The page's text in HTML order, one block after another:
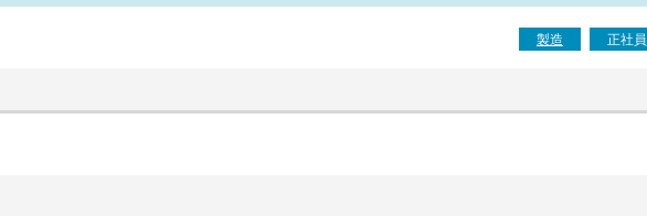
製造 正社員